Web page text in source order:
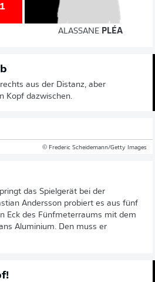
1
ALASSANE PLÉA
aus der Distanz, aber
Kopf dazwischen.
© Frederic Scheidemann/Getty Images
das Spielgerät bei der
Andersson probiert es aus fünf
Eck des Fünfmeterraums mit dem
Aluminium. Den muss er